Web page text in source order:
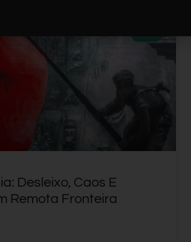
Desleixo, Caos E
Remota Fronteira